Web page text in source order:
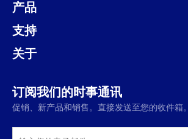
产品
支持
关于
订阅我们的时事通讯
促销、新产品和销售。直接发送至您的收件箱。